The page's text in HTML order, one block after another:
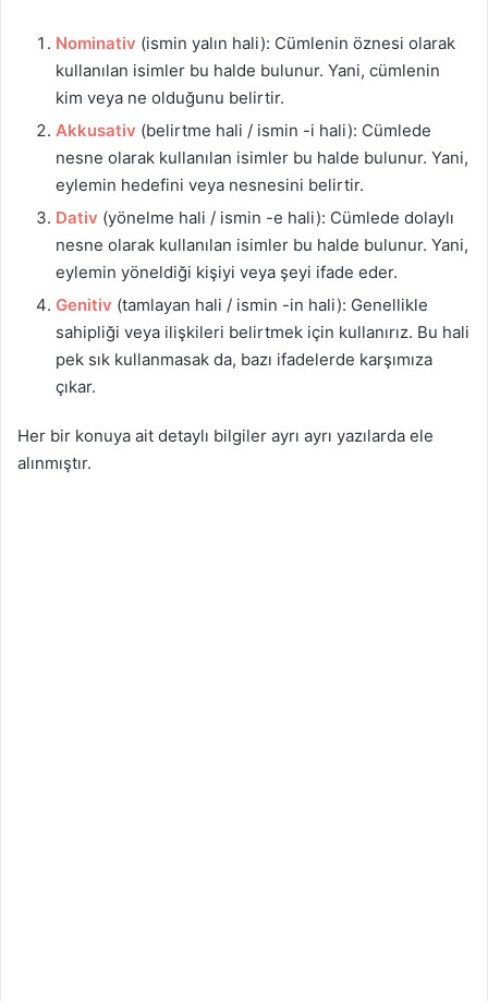
Nominativ (ismin yalın hali): Cümlenin öznesi olarak
kullanılan isimler bu halde bulunur. Yani, cümlenin
kim veya ne olduğunu belirtir.
Akkusativ (belirtme hali / ismin -i hali): Cümlede
nesne olarak kullanılan isimler bu halde bulunur. Yani,
eylemin hedefini veya nesnesini belirtir.
Dativ (yönelme hali / ismin -e hali): Cümlede dolaylı
nesne olarak kullanılan isimler bu halde bulunur. Yani,
eylemin yöneldiği kişiyi veya şeyi ifade eder.
Genitiv (tamlayan hali / ismin -in hali): Genellikle
sahipliği veya ilişkileri belirtmek için kullanırız. Bu hali
pek sık kullanmasak da, bazı ifadelerde karşımıza
çıkar.
Her bir konuya ait detaylı bilgiler ayrı ayrı yazılarda ele
alınmıştır.